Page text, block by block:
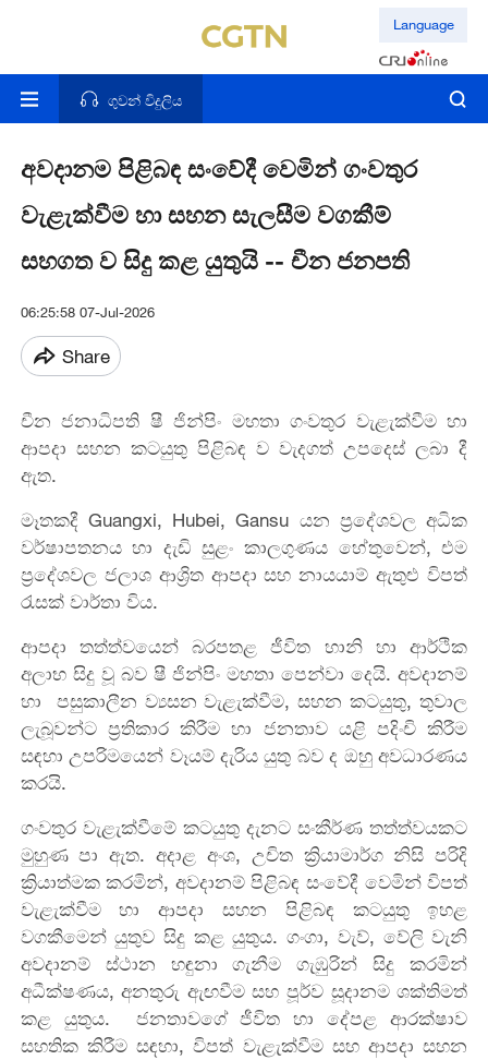
Language
ගුවන් විදුලිය
අවදානම පිළිබඳ සංවේදී වෙමින් ගංවතුර
වැළැක්වීම හා සහන සැලසීම වගකීම්
සහගත ව සිදු කළ යුතුයි -- චීන ජනපති
06:25:58 07-Jul-2026
Share
චීන ජනාධිපති ෂී ජින්පිං මහතා ගංවතුර වැළැක්වීම හා
ආපදා සහන කටයුතු පිළිබඳ ව වැදගත් උපදෙස් ලබා දී
ඇත.
මෑතකදී Guangxi, Hubei, Gansu යන ප්‍රදේශවල අධික
වර්ෂාපතනය හා දැඩි සුළං කාලගුණය හේතුවෙන්, එම
ප්‍රදේශවල ජලාශ ආශ්‍රිත ආපදා සහ නායයාම් ඇතුළු විපත්
රැසක් වාර්තා විය.
ආපදා තත්ත්වයෙන් බරපතළ ජීවිත හානි හා ආර්ථික
අලාභ සිදු වූ බව ෂී ජින්පිං මහතා පෙන්වා දෙයි. අවදානම්
හා පසුකාලීන ව්‍යසන වැළැක්වීම, සහන කටයුතු, තුවාල
ලැබූවන්ට ප්‍රතිකාර කිරීම හා ජනතාව යළි පදිංචි කිරීම
සඳහා උපරිමයෙන් වෑයම් දැරිය යුතු බව ද ඔහු අවධාරණය
කරයි.
ගංවතුර වැළැක්වීමේ කටයුතු දැනට සංකීර්ණ තත්ත්වයකට
මුහුණ පා ඇත. අදාළ අංශ, උචිත ක්‍රියාමාර්ග නිසි පරිදි
ක්‍රියාත්මක කරමින්, අවදානම් පිළිබඳ සංවේදී වෙමින් විපත්
වැළැක්වීම හා ආපදා සහන පිළිබඳ කටයුතු ඉහළ
වගකීමෙන් යුතුව සිදු කළ යුතුය. ගංගා, වැව්, වේලි වැනි
අවදානම් ස්ථාන හඳුනා ගැනීම ගැඹුරින් සිදු කරමින්
අධීක්ෂණය, අනතුරු ඇඟවීම සහ පූර්ව සූදානම ශක්තිමත්
කළ යුතුය. ජනතාවගේ ජීවිත හා දේපළ ආරක්ෂාව
සහතික කිරීම සඳහා, විපත් වැළැක්වීම සහ ආපදා සහන